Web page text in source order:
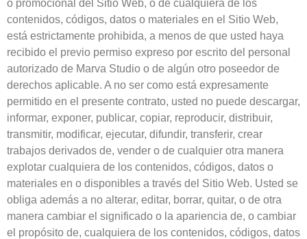
o promocional del Sitio Web, o de cualquiera de los
contenidos, códigos, datos o materiales en el Sitio Web,
está estrictamente prohibida, a menos de que usted haya
recibido el previo permiso expreso por escrito del personal
autorizado de Marva Studio o de algún otro poseedor de
derechos aplicable. A no ser como está expresamente
permitido en el presente contrato, usted no puede descargar,
informar, exponer, publicar, copiar, reproducir, distribuir,
transmitir, modificar, ejecutar, difundir, transferir, crear
trabajos derivados de, vender o de cualquier otra manera
explotar cualquiera de los contenidos, códigos, datos o
materiales en o disponibles a través del Sitio Web. Usted se
obliga además a no alterar, editar, borrar, quitar, o de otra
manera cambiar el significado o la apariencia de, o cambiar
el propósito de, cualquiera de los contenidos, códigos, datos